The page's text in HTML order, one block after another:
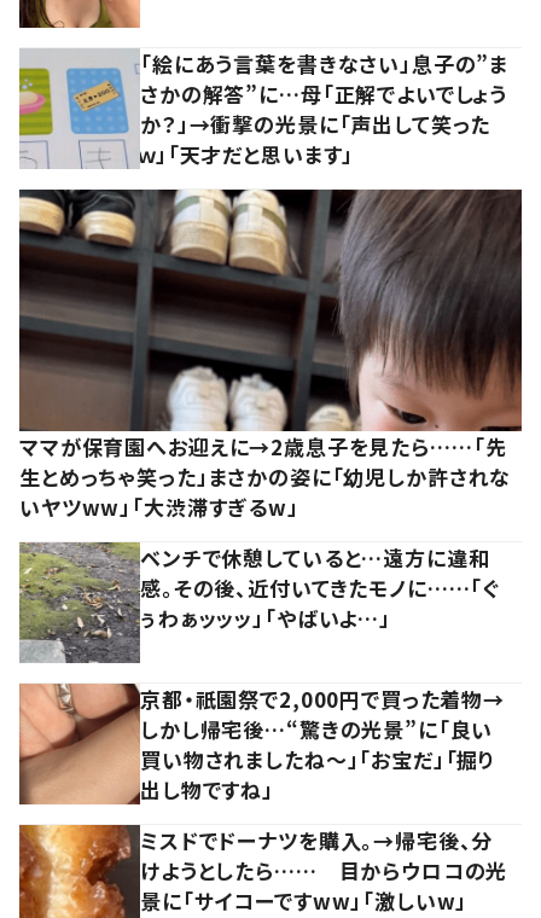
「絵にあう言葉を書きなさい」息子の”ま
さかの解答”に…母「正解でよいでしょう
か？」→衝撃の光景に「声出して笑った
ｗ」「天才だと思います」
ママが保育園へお迎えに→2歳息子を見たら……「先
生とめっちゃ笑った」まさかの姿に「幼児しか許されな
いヤツww」「大渋滞すぎるw」
ベンチで休憩していると…遠方に違和
感。その後、近付いてきたモノに……「ぐ
ぅわぁッッッ」「やばいよ…」
京都・祇園祭で2,000円で買った着物→
しかし帰宅後…“驚きの光景”に「良い
買い物されましたね～」「お宝だ」「掘り
出し物ですね」
ミスドでドーナツを購入。→帰宅後、分
けようとしたら…… 目からウロコの光
景に「サイコーですww」「激しいw」